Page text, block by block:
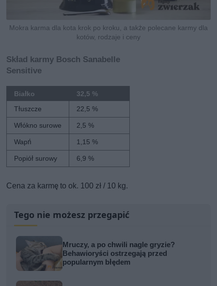
Mokra karma dla kota krok po kroku, a także polecane karmy dla
kotów, rodzaje i ceny
Skład karmy Bosch Sanabelle
Sensitive
Białko
32,5 %
Tłuszcze
22,5 %
Włókno surowe 2,5 %
Wapń 1,15 %
Popiół surowy 6,9 %
Cena za karmę to ok. 100 zł / 10 kg.
Tego nie możesz przegapić
Mruczy, a po chwili nagle gryzie?
Behawioryści ostrzegają przed
popularnym błędem